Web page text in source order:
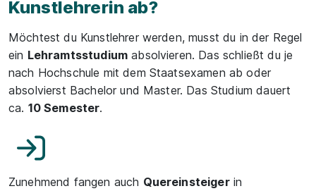
Kunstlehrerin ab?
Möchtest du Kunstlehrer werden, musst du in der Regel
ein Lehramtsstudium absolvieren. Das schließt du je
nach Hochschule mit dem Staatsexamen ab oder
absolvierst Bachelor und Master. Das Studium dauert
ca. 10 Semester.
Zunehmend fangen auch Quereinsteigerin